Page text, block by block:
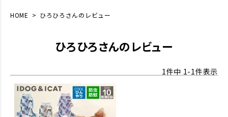
HOME ひろひろさんのレビュー
ひろひろさんのレビュー
1件中 1-1件表示